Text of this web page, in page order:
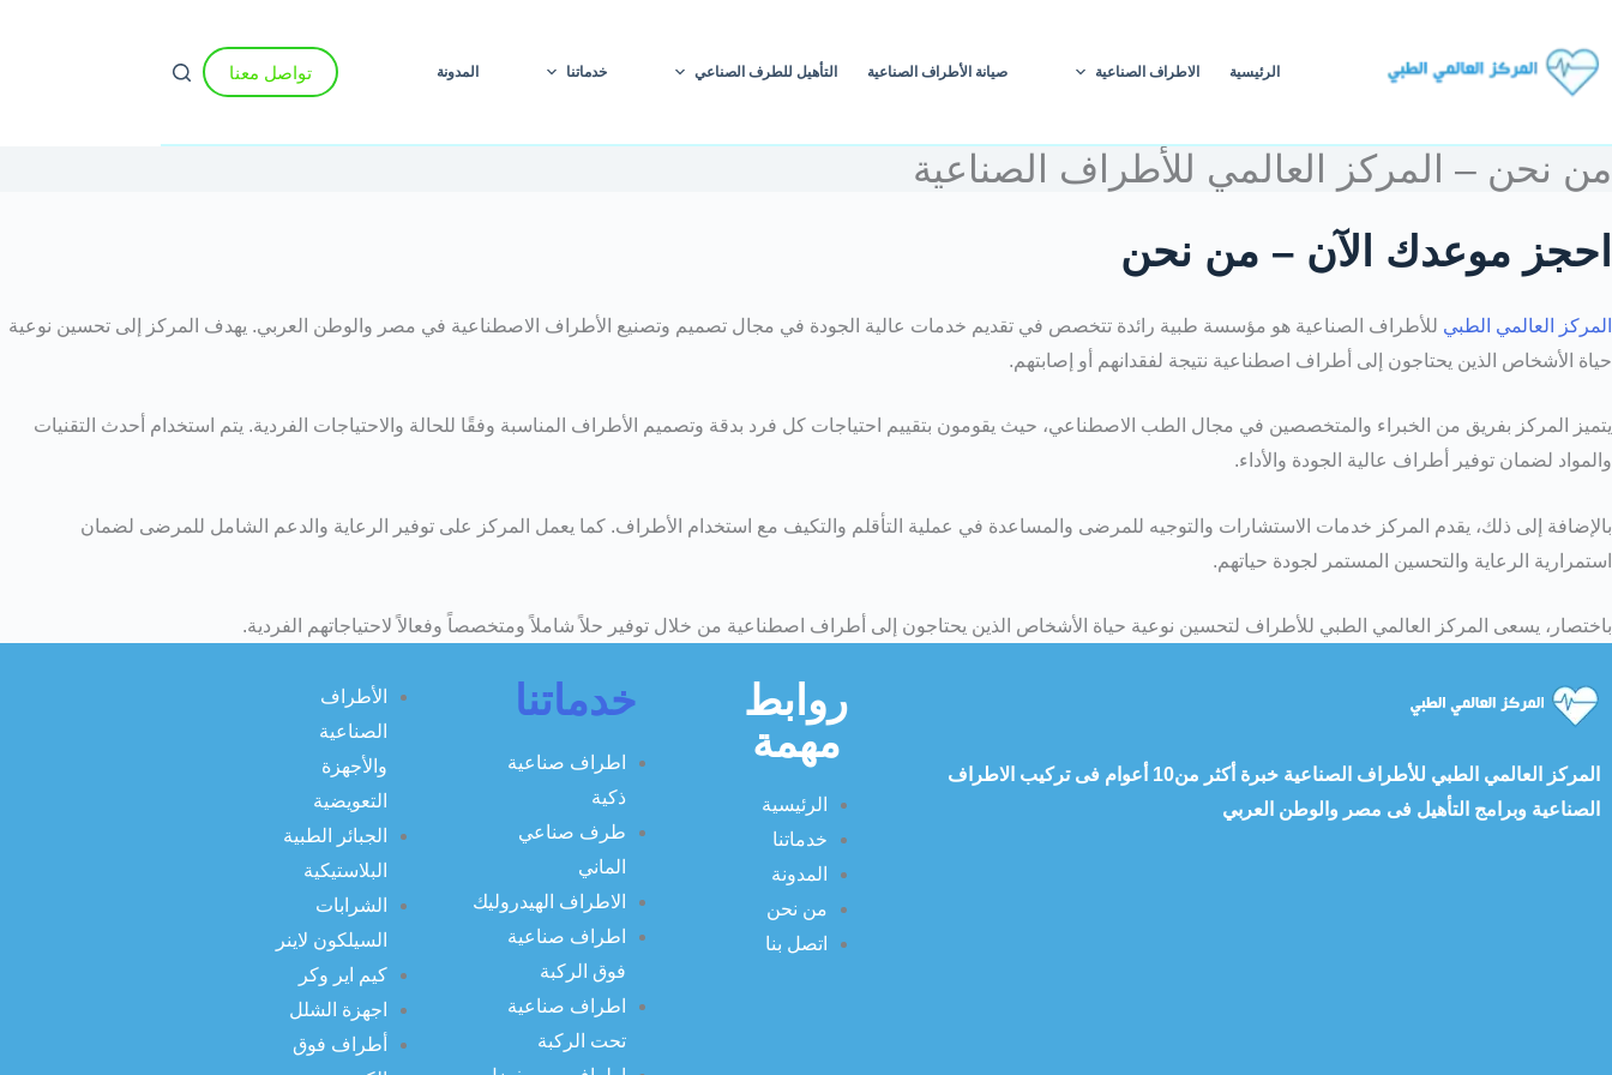
الرئيسية الاطراف الصناعية صيانة الأطراف الصناعية التأهيل للطرف الصناعي خدماتنا المدونة تواصل معنا
من نحن – المركز العالمي للأطراف الصناعية
احجز موعدك الآن – من نحن
المركز العالمي الطبي للأطراف الصناعية هو مؤسسة طبية رائدة تتخصص في تقديم خدمات عالية الجودة في مجال تصميم وتصنيع الأطراف الاصطناعية في مصر والوطن العربي. يهدف المركز إلى تحسين نوعية
حياة الأشخاص الذين يحتاجون إلى أطراف اصطناعية نتيجة لفقدانهم أو إصابتهم.
يتميز المركز بفريق من الخبراء والمتخصصين في مجال الطب الاصطناعي، حيث يقومون بتقييم احتياجات كل فرد بدقة وتصميم الأطراف المناسبة وفقًا للحالة والاحتياجات الفردية. يتم استخدام أحدث التقنيات
والمواد لضمان توفير أطراف عالية الجودة والأداء.
بالإضافة إلى ذلك، يقدم المركز خدمات الاستشارات والتوجيه للمرضى والمساعدة في عملية التأقلم والتكيف مع استخدام الأطراف. كما يعمل المركز على توفير الرعاية والدعم الشامل للمرضى لضمان
استمرارية الرعاية والتحسين المستمر لجودة حياتهم.
باختصار، يسعى المركز العالمي الطبي للأطراف لتحسين نوعية حياة الأشخاص الذين يحتاجون إلى أطراف اصطناعية من خلال توفير حلاً شاملاً ومتخصصاً وفعالاً لاحتياجاتهم الفردية.
المركز العالمي الطبي للأطراف الصناعية خبرة أكثر من10 أعوام فى تركيب الاطراف
الصناعية وبرامج التأهيل فى مصر والوطن العربي
روابط
مهمة
الرئيسية
خدماتنا
المدونة
من نحن
اتصل بنا
خدماتنا
اطراف صناعية
ذكية
طرف صناعي
الماني
الاطراف الهيدروليك
اطراف صناعية
فوق الركبة
اطراف صناعية
تحت الركبة
الأطراف
الصناعية
والأجهزة
التعويضية
الجبائر الطبية
البلاستيكية
الشرابات
السيلكون لاينر
كيم اير وكر
اجهزة الشلل
أطراف فوق